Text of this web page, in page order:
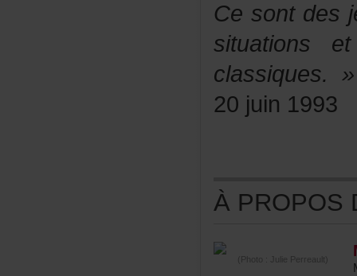
classiques.»
20juin1993
(Photo:JuliePerreault)